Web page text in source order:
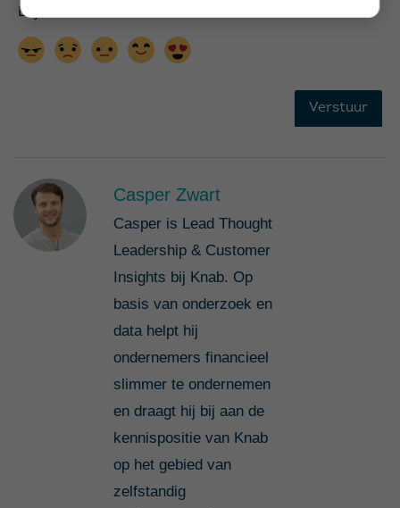
Casper Zwart
Casper is Lead Thought
Leadership & Customer
Insights bij Knab. Op
basis van onderzoek en
data helpt hij
ondernemers financieel
slimmer te ondernemen
en draagt hij bij aan de
kennispositie van Knab
op het gebied van
zelfstandig